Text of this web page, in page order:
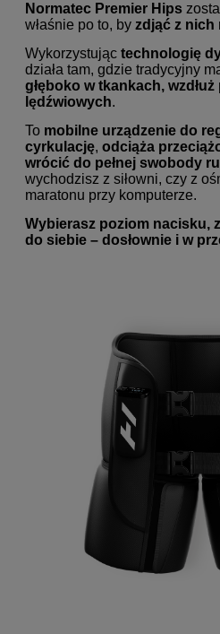
Normatec Premier Hips
właśnie po to, by zdjąć z nich
Wykorzystując technologię
działa tam, gdzie tradycyjny
głęboko w tkankach,
lędźwiowych.
To mobilne urządzenie do
cyrkulację, odciąża
wrócić do pełnej swobody
wychodzisz z siłowni, czy z
maratonu przy komputerze.
Wybierasz poziom nacisku,
do siebie – dosłownie i w